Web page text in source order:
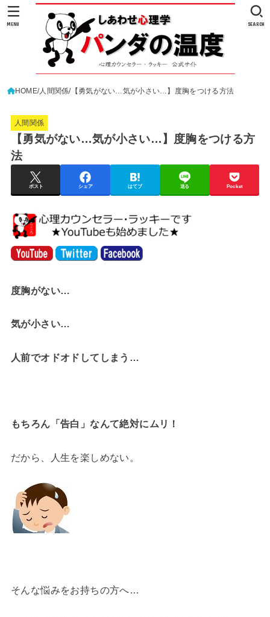
SEARCH
MENU
HOME 人間関係 【勇気がない…気が小さい…】度胸をつける方法
人間関係
【勇気がない…気が小さい…】度胸をつける方
法
ポスト シェア はてブ 送る Pocket
度胸がない…
気が小さい…
人前でオドオドしてしまう…
もちろん「告白」なんて絶対にムリ！
だから、人生を楽しめない。
そんな悩みをお持ちの方へ…